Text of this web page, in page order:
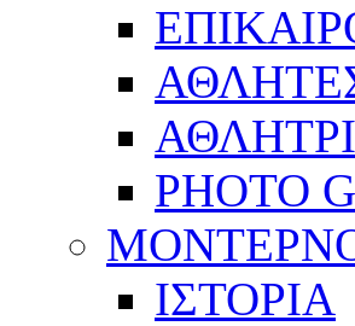
PHOTO
ΙΣΤΟΡΙΑ